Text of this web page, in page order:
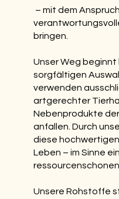
– mit dem
bringen.
Unser Weg
sorgfältigen
verwenden
artgerechter
Nebenprodukte
anfallen. Durch
diese
Leben – im Sinne
Unsere Rohstoffe